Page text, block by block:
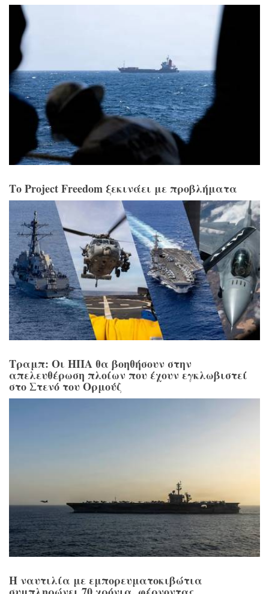
Το Project Freedom ξεκινάει με προβλήματα
Τραμπ: Οι ΗΠΑ θα βοηθήσουν στην
απελευθέρωση πλοίων που έχουν εγκλωβιστεί
στο Στενό του Ορμούζ
Η ναυτιλία με εμπορευματοκιβώτια